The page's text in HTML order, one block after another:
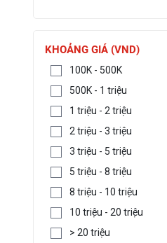
KHOẢNG GIÁ (VND)
100K - 500K
500K - 1 triệu
1 triệu - 2 triệu
2 triệu - 3 triệu
3 triệu - 5 triệu
5 triệu - 8 triệu
8 triệu - 10 triệu
10 triệu - 20 triệu
> 20 triệu